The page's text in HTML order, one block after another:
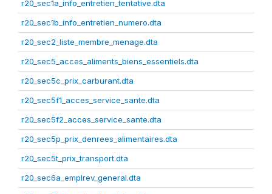
r20_sec1a_info_entretien_tentative.dta
r20_sec1b_info_entretien_numero.dta
r20_sec2_liste_membre_menage.dta
r20_sec5_acces_aliments_biens_essentiels.dta
r20_sec5c_prix_carburant.dta
r20_sec5f1_acces_service_sante.dta
r20_sec5f2_acces_service_sante.dta
r20_sec5p_prix_denrees_alimentaires.dta
r20_sec5t_prix_transport.dta
r20_sec6a_emplrev_general.dta